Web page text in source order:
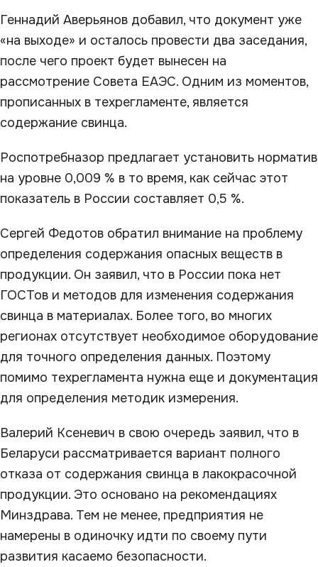
Геннадий Аверьянов добавил, что документ уже
«на выходе» и осталось провести два заседания,
после чего проект будет вынесен на
рассмотрение Совета ЕАЭС. Одним из моментов,
прописанных в техрегламенте, является
содержание свинца.
Роспотребназор предлагает установить норматив
на уровне 0,009 % в то время, как сейчас этот
показатель в России составляет 0,5 %.
Сергей Федотов обратил внимание на проблему
определения содержания опасных веществ в
продукции. Он заявил, что в России пока нет
ГОСТов и методов для изменения содержания
свинца в материалах. Более того, во многих
регионах отсутствует необходимое оборудование
для точного определения данных. Поэтому
помимо техрегламента нужна еще и документация
для определения методик измерения.
Валерий Ксеневич в свою очередь заявил, что в
Беларуси рассматривается вариант полного
отказа от содержания свинца в лакокрасочной
продукции. Это основано на рекомендациях
Минздрава. Тем не менее, предприятия не
намерены в одиночку идти по своему пути
развития касаемо безопасности.